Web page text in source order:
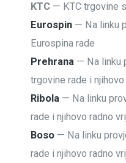
KTC — KTC trgovine
Eurospin — Na linku
Eurospina rade
Prehrana — Na linku
trgovine rade i
Ribola — Na linku
rade i njihovo radno
Boso — Na linku
rade i njihovo radno